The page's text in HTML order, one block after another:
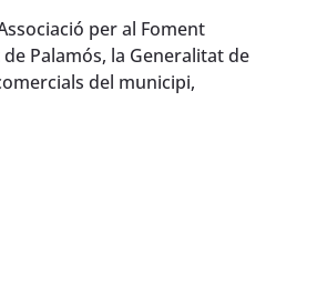
per al Foment
Palamós, la Generalitat de
del municipi,